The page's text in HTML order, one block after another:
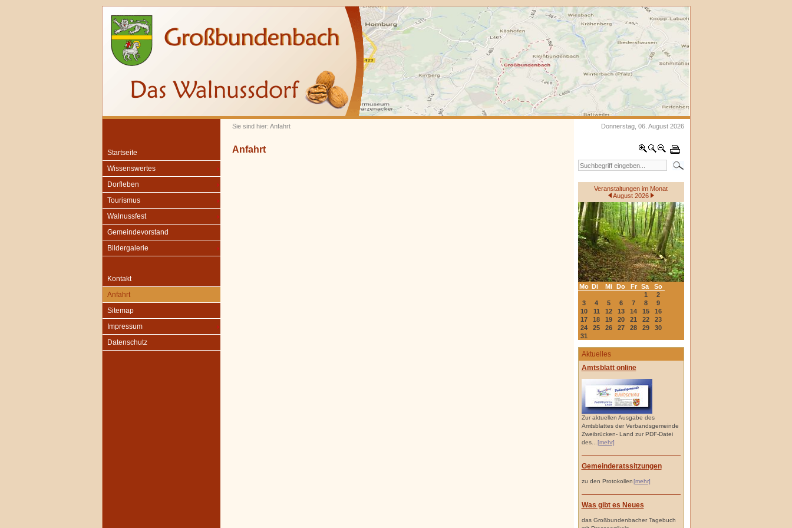
Sie sind hier: Anfahrt Donnerstag, 06. August 2026
Startseite
Wissenswertes
Dorfleben
Tourismus
Walnussfest
Gemeindevorstand
Bildergalerie
Kontakt
Anfahrt
Sitemap
Impressum
Datenschutz
Veranstaltungen im Monat
August 2026
Mo Di Mi Do Fr Sa
So
1
2
3
4 5 6 7 8
9
10
11 12 13 14 15
16
17
18 19 20 21 22
23
24
25 26 27 28 29
30
31
Aktuelles
Amtsblatt online
Zur aktuellen Ausgabe des
Amtsblattes der Verbandsgemeinde
Zweibrücken- Land zur PDF-Datei
des...
[mehr]
Gemeinderatssitzungen
zu den Protokollen[mehr]
Was gibt es Neues
das Großbundenbacher Tagebuch
Anfahrt